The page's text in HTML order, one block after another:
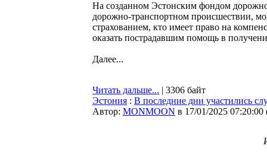
На созданном Эстонским фондом
дорожно-транспортном происшествии,
страхованием, кто имеет право на
оказать пострадавшим помощь в
Далее...
Читать дальше... | 3306 байт
Эстония : В последние дни участились
Автор: MONMOON в 17/01/2025 07:20:00